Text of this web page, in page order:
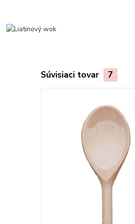
Súvisiaci tovar 7